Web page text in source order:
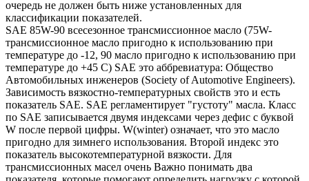
очередь не должен быть ниже установленных для
классификации показателей.
SAE 85W-90 всесезонное трансмиссионное масло (75W-
трансмиссионное масло пригодно к использованию при
температуре до -12, 90 масло пригодно к использованию при
температуре до +45 С) SAE это аббревиатура: Общество
Автомобильных инженеров (Society of Automotive Engineers).
Зависимость вязкостно-температурных свойств это и есть
показатель SAE. SAE регламентирует "густоту" масла. Класс
по SAE записывается двумя индексами через дефис с буквой
W после первой цифры. W(winter) означает, что это масло
пригодно для зимнего использования. Второй индекс это
показатель высокотемпературной вязкости. Для
трансмиссионных масел очень Важно понимать два